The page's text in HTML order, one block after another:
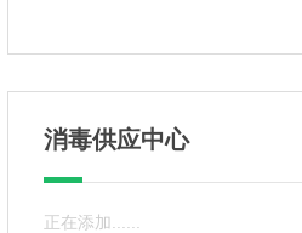
消毒供应中心
正在添加......